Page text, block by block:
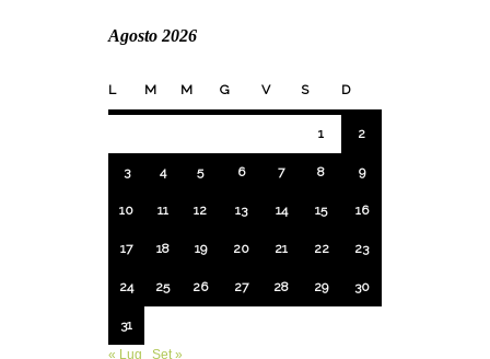
Agosto 2026
L M M G V S D
1 2
3 4 5 6 7 8 9
10 11 12 13 14 15 16
17 18 19 20 21 22 23
24 25 26 27 28 29 30
31
« Lug
Set »